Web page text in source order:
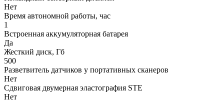
Нет
Время автономной работы, час
1
Встроенная аккумуляторная батарея
Да
Жесткий диск, Гб
500
Разветвитель датчиков у портативных сканеров
Нет
Сдвиговая двумерная эластография STE
Нет